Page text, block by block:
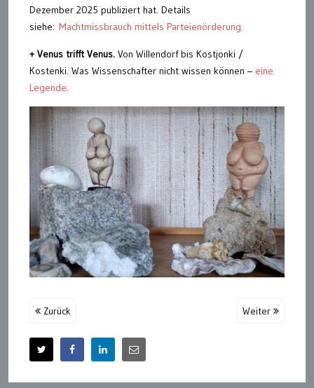
Dezember 2025 publiziert hat. Details
siehe: Machtmissbrauch mittels Parteienörderung.
+ Venus trifft Venus. Von Willendorf bis Kostjonki /
Kostenki. Was Wissenschafter nicht wissen können – eine
Legende.
Zurück Weiter